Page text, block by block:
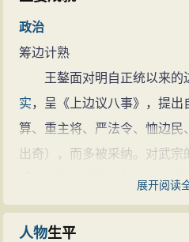
政治
筹边计熟
王鏊面对明自正统以来的
实，呈《上边议八事》，提
算、重主将、严法令、恤边民
出奇），而多被采纳。对武宗
委任不专，法令不行，边圉空
“大奋干刚”。
对抗权宦
展开阅读
人物生平